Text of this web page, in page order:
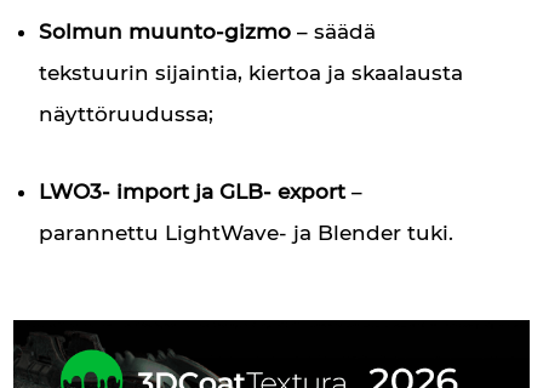
Solmun muunto-gizmo – säädä
tekstuurin sijaintia, kiertoa ja skaalausta
näyttöruudussa;
LWO3- import ja GLB- export–
parannettu LightWave- ja Blender tuki.